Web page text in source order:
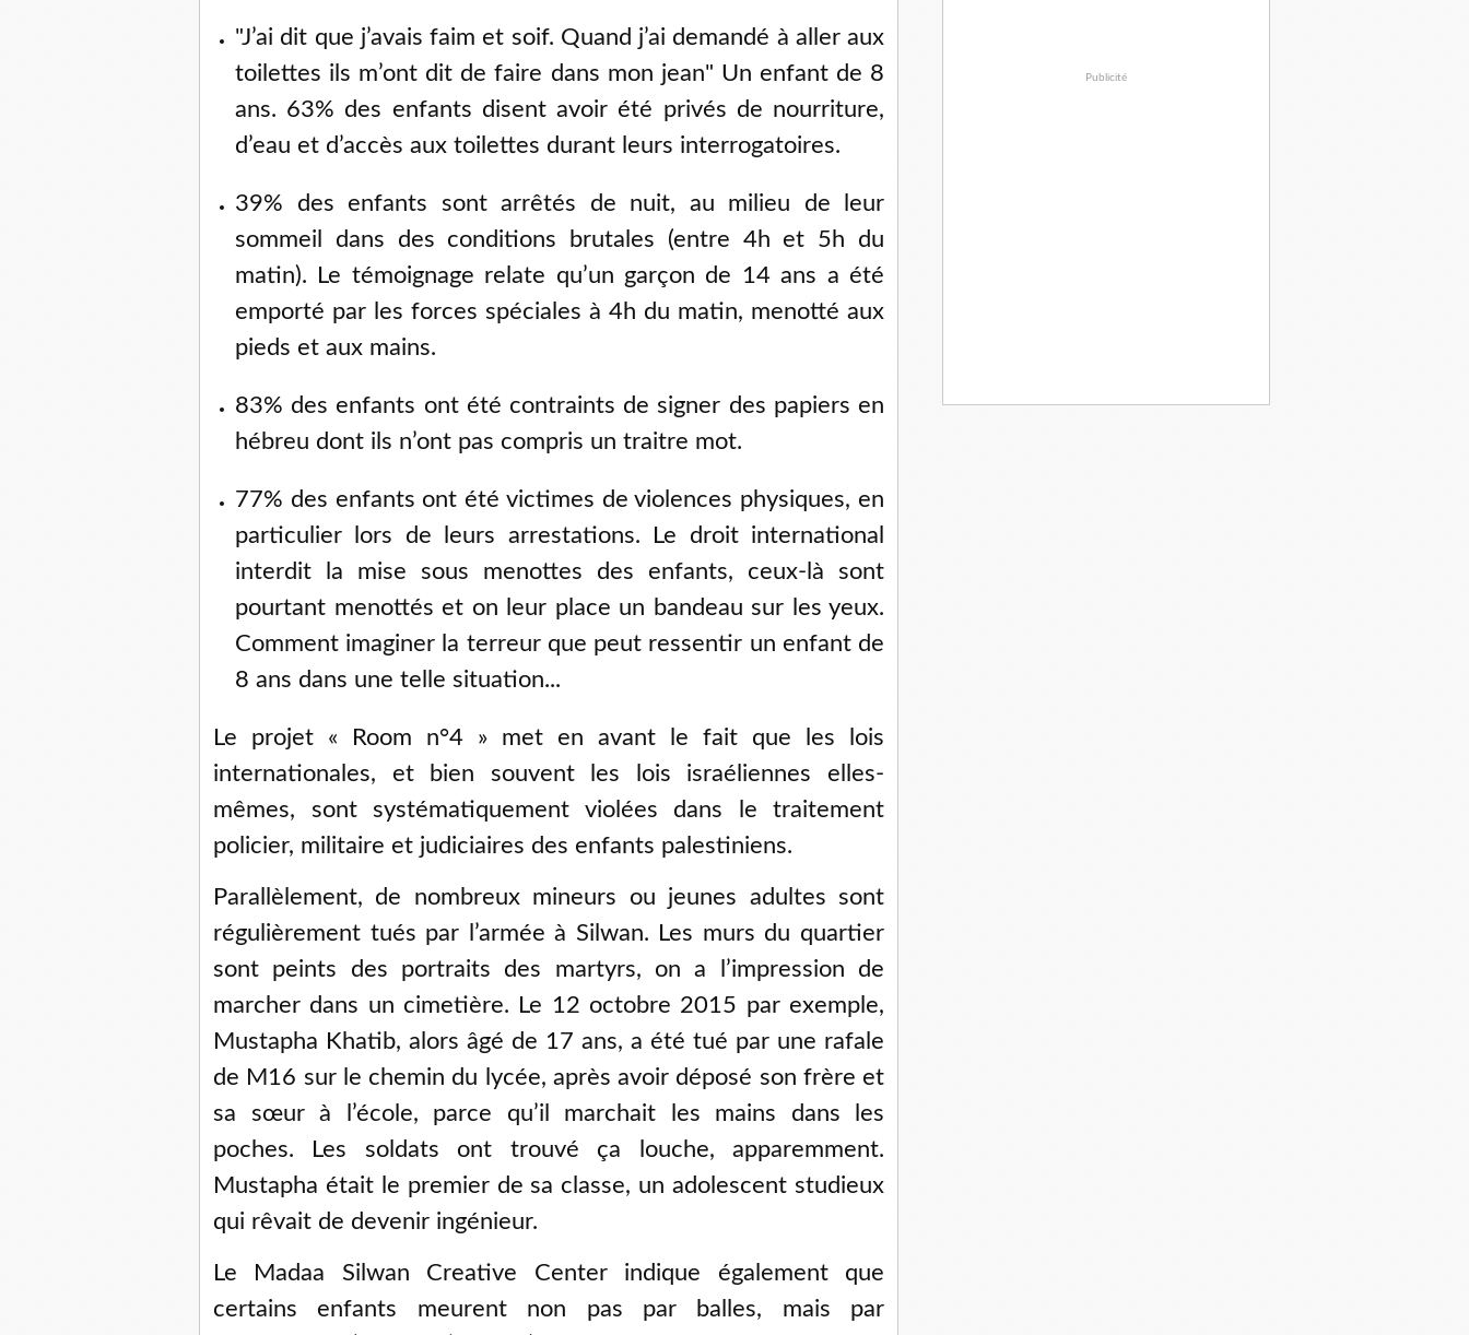
"J’ai dit que j’avais faim et soif. Quand j’ai demandé à aller aux
toilettes ils m’ont dit de faire dans mon jean" Un enfant de 8
ans. 63% des enfants disent avoir été privés de nourriture,
d’eau et d’accès aux toilettes durant leurs interrogatoires.
39% des enfants sont arrêtés de nuit, au milieu de leur
sommeil dans des conditions brutales (entre 4h et 5h du
matin). Le témoignage relate qu’un garçon de 14 ans a été
emporté par les forces spéciales à 4h du matin, menotté aux
pieds et aux mains.
83% des enfants ont été contraints de signer des papiers en
hébreu dont ils n’ont pas compris un traitre mot.
77% des enfants ont été victimes de violences physiques, en
particulier lors de leurs arrestations. Le droit international
interdit la mise sous menottes des enfants, ceux-là sont
pourtant menottés et on leur place un bandeau sur les yeux.
Comment imaginer la terreur que peut ressentir un enfant de
8 ans dans une telle situation...
Le projet « Room n°4 » met en avant le fait que les lois
internationales, et bien souvent les lois israéliennes elles-
mêmes, sont systématiquement violées dans le traitement
policier, militaire et judiciaires des enfants palestiniens.
Parallèlement, de nombreux mineurs ou jeunes adultes sont
régulièrement tués par l’armée à Silwan. Les murs du quartier
sont peints des portraits des martyrs, on a l’impression de
marcher dans un cimetière. Le 12 octobre 2015 par exemple,
Mustapha Khatib, alors âgé de 17 ans, a été tué par une rafale
de M16 sur le chemin du lycée, après avoir déposé son frère et
sa sœur à l’école, parce qu’il marchait les mains dans les
poches. Les soldats ont trouvé ça louche, apparemment.
Mustapha était le premier de sa classe, un adolescent studieux
qui rêvait de devenir ingénieur.
Le Madaa Silwan Creative Center indique également que
certains enfants meurent non pas par balles, mais par
Publicité